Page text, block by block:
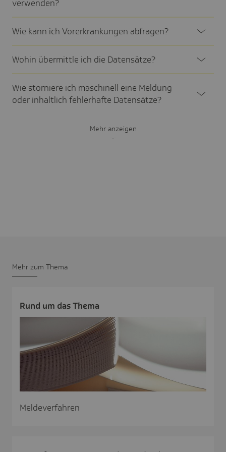
verwen­den?
Wie kann ich Vorer­kran­kungen abfra­gen?
Wohin über­mittle ich die Daten­sätze?
Wie stor­niere ich maschi­nell eine Meldung
oder inhalt­lich fehler­hafte Daten­sätze?
Mehr anzeigen
Mehr zum Thema
Rund um das Thema
Meldeverfahren